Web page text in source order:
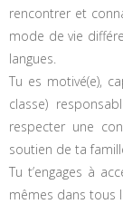
rencontrer et
mode de vie
langues.
Tu es motivé(e),
classe)
respecter une
soutien de ta
Tu t’engages à
mêmes dans tous